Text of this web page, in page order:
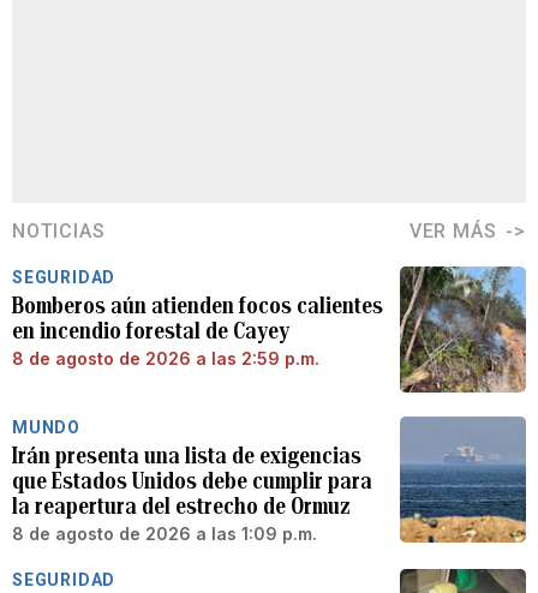
NOTICIAS VER MÁS
SEGURIDAD
Bomberos aún atienden focos calientes
en incendio forestal de Cayey
8 de agosto de 2026 a las 2:59 p.m.
MUNDO
Irán presenta una lista de exigencias
que Estados Unidos debe cumplir para
la reapertura del estrecho de Ormuz
8 de agosto de 2026 a las 1:09 p.m.
SEGURIDAD